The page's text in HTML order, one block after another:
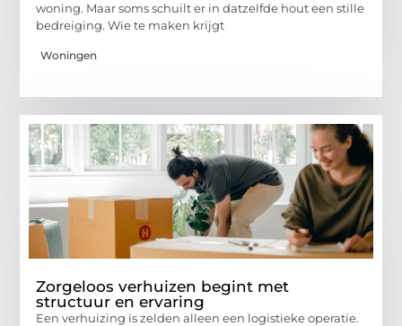
woning. Maar soms schuilt er in datzelfde hout een stille
bedreiging. Wie te maken krijgt
Woningen
Zorgeloos verhuizen begint met
structuur en ervaring
Een verhuizing is zelden alleen een logistieke operatie.